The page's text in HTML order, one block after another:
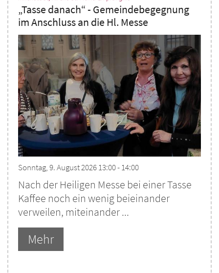
„Tasse danach“ - Gemeindebegegnung
im Anschluss an die Hl. Messe
Sonntag, 9. August 2026 13:00 - 14:00
Nach der Heiligen Messe bei einer Tasse
Kaffee noch ein wenig beieinander
verweilen, miteinander ...
Mehr